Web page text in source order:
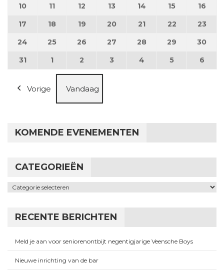
10 10 augustus 2026
11 11 augustus 2026
12 12 augustus 2026
13 13 augustus 2026
14 14 augustus 2026
15 15 16
17 17 augustus 2026
18 18 augustus 2026
19 19 augustus 2026
20 20 augustus 2026
21 21 augustus 2026
22 22 23
24 24 augustus 2026
25 25 augustus 2026
26 26 augustus 2026
27 27 augustus 2026
28 28 augustus 2026
29 29 30
3131 augustus 2026
1 1 september 2026
2 2 september 2026
3 3 september 2026
4 4 september 2026
5 5 6
Vorige Vandaag
KOMENDE EVENEMENTEN
CATEGORIEËN
Categorieën
RECENTE BERICHTEN
Meld je aan voor seniorenontbijt negentigjarige Veensche Boys
Nieuwe inrichting van de bar